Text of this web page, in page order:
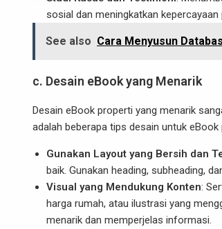
sosial dan meningkatkan
See also Cara Menyusun
c. Desain eBook yang Menarik
Desain eBook properti yang menarik
adalah beberapa tips desain untuk
Gunakan Layout yang Bersih dan
baik. Gunakan heading, subheading,
Visual yang Mendukung Konten:
harga rumah, atau ilustrasi yang
menarik dan memperjelas informasi.